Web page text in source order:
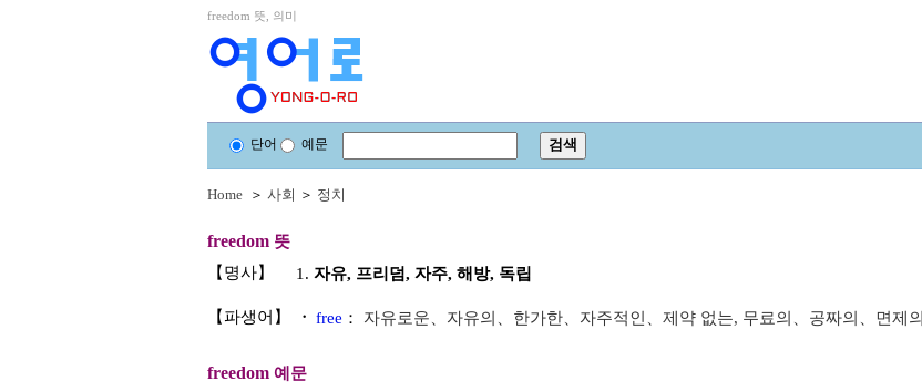
freedom 뜻, 의미
단어 예문
Home ＞ 사회 ＞ 정치
freedom 뜻
【명사】
1. 자유, 프리덤, 자주, 해방, 독립
【파생어】 ・ free ： 자유로운、자유의、한가한、자주적인、제약 없는, 무료의、공짜의、면제의
freedom 예문